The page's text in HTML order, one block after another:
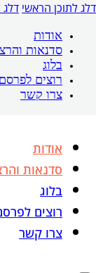
דלג לתוכן הראשי
אודות
סדנאות
בלוג
רוצים
צרו קשר
אודות
סדנאות
בלוג
רוצים
צרו קשר